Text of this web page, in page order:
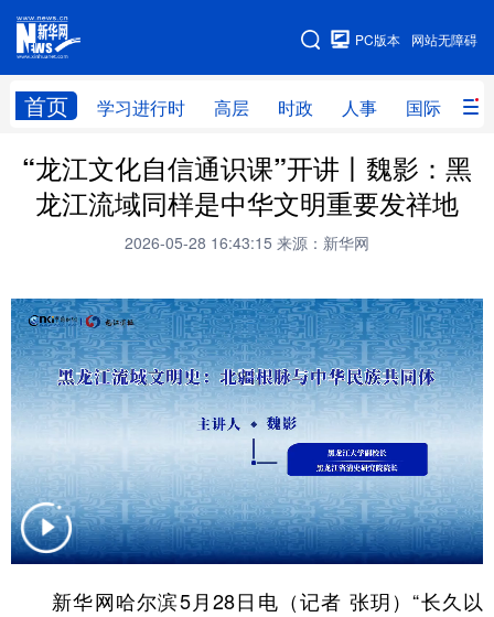
网站无障碍
PC版本
首页 学习进行时 高层 时政 人事 国际 财
网站地图
学习进行时 高层 时政 人事
国际 财经 网评 港澳
全球连线
科技 科普 体育 文化
健康 军事 访谈 视频
图片 中央文件 金融 汽车
信息化 乡村振兴
溯源中国 城市 旅游 能源
会展 彩票 娱乐 时尚
“龙江文化自信通识课”开讲丨魏影：黑
龙江流域同样是中华文明重要发祥地
2026-05-28 16:43:15 来源：新华网
新华网哈尔滨5月28日电（记者 张玥）“长久以